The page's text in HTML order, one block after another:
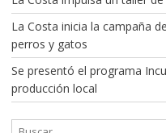
La Costa inicia la campaña
perros y gatos
Se presentó el programa
producción local